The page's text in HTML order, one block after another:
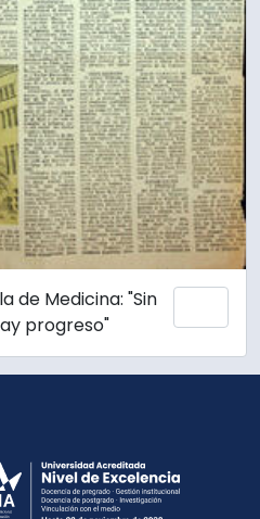
de Medicina: "Sin
progreso"